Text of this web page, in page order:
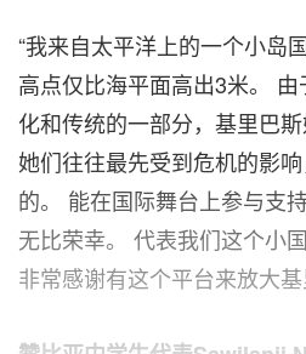
“我来自太平洋上的一个小岛
高点仅比海平面高出3米。
化和传统的一部分，基里巴斯
她们往往最先受到危机的影
的。 能在国际舞台上参与支
无比荣幸。 代表我们这个小
非常感谢有这个平台来放大